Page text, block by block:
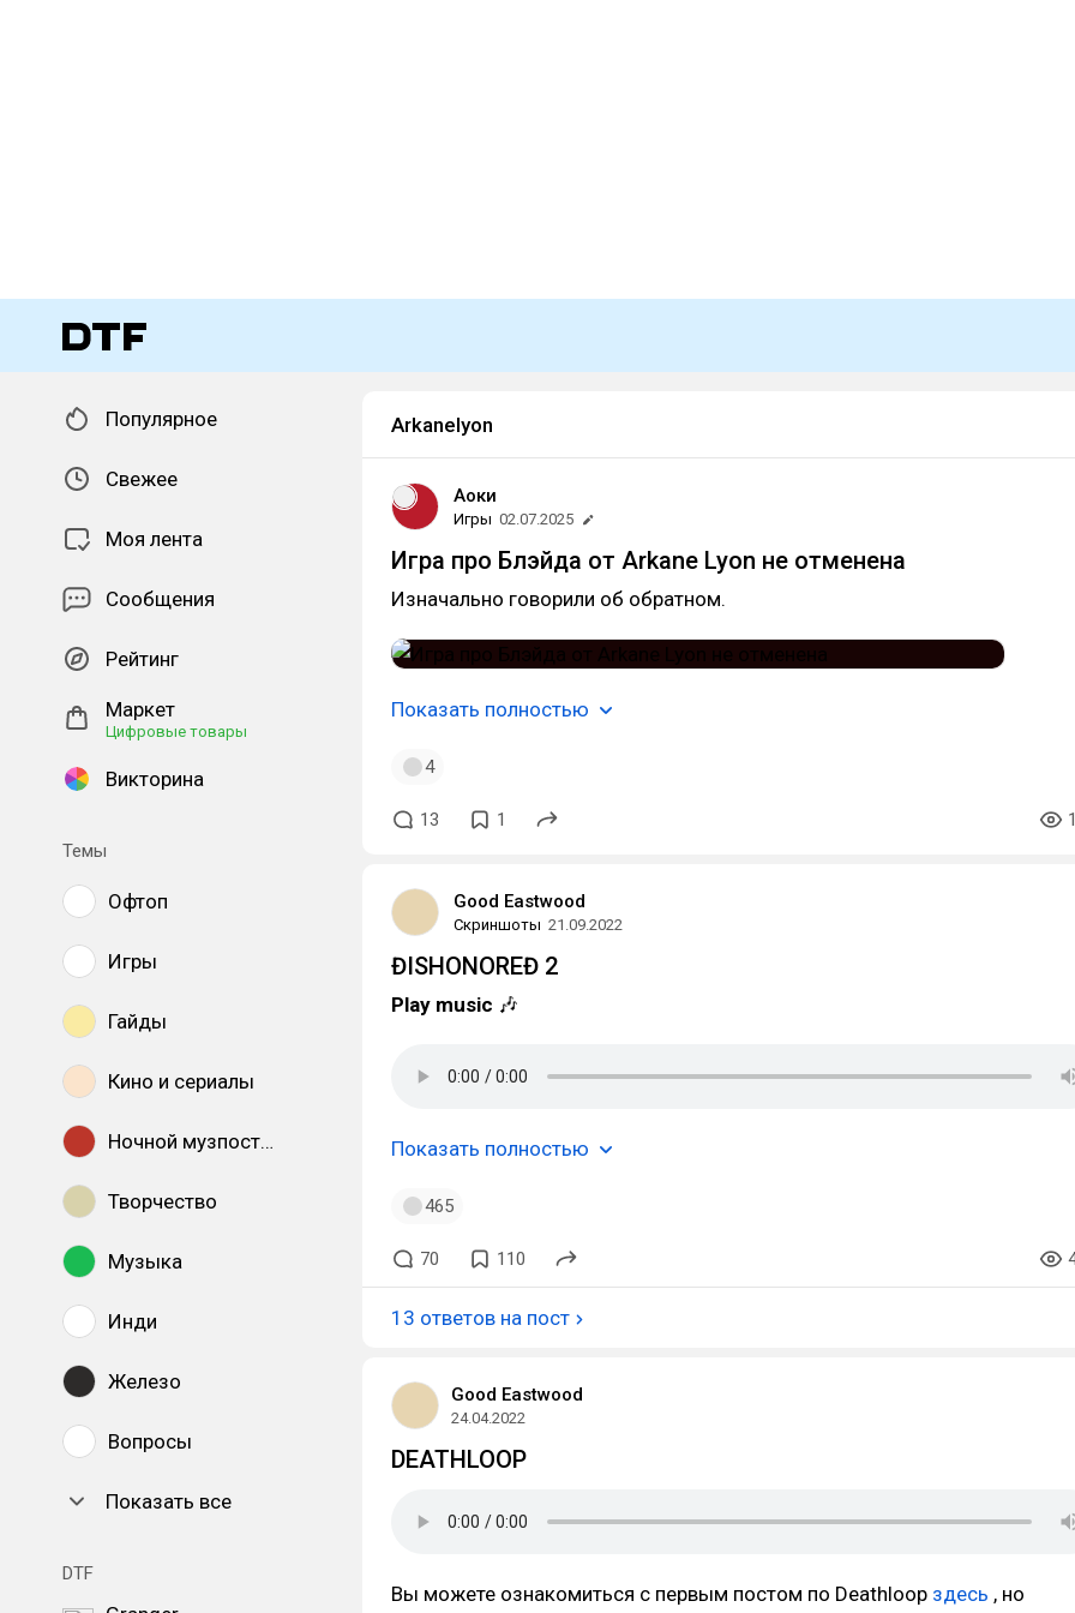
Популярное
Свежее
Моя лента
Сообщения
Рейтинг
Маркет
Цифровые товары
Викторина
Темы
Офтоп
Игры
Гайды
Кино и сериалы
Ночной музпостинг
Творчество
Музыка
Инди
Железо
Вопросы
Показать все
DTF
Arkanelyon
Аоки
Игры 02.07.2025
Игра про Блэйда от Arkane Lyon не отменена
Изначально говорили об обратном.
Показать полностью
4
13 1
Good Eastwood
Скриншоты 21.09.2022
ĐISHONOREĐ 2
Play music 🎶
Показать полностью
465
70 110
13 ответов на пост
Good Eastwood
24.04.2022
DEATHLOOP
Вы можете ознакомиться с первым постом по Deathloop здесь , но